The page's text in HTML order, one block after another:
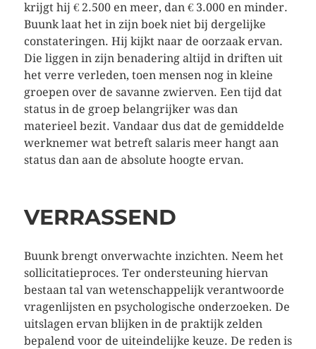
krijgt hij € 2.500 en meer, dan € 3.000 en minder.
Buunk laat het in zijn boek niet bij dergelijke
constateringen. Hij kijkt naar de oorzaak ervan.
Die liggen in zijn benadering altijd in driften uit
het verre verleden, toen mensen nog in kleine
groepen over de savanne zwierven. Een tijd dat
status in de groep belangrijker was dan
materieel bezit. Vandaar dus dat de gemiddelde
werknemer wat betreft salaris meer hangt aan
status dan aan de absolute hoogte ervan.
VERRASSEND
Buunk brengt onverwachte inzichten. Neem het
sollicitatieproces. Ter ondersteuning hiervan
bestaan tal van wetenschappelijk verantwoorde
vragenlijsten en psychologische onderzoeken. De
uitslagen ervan blijken in de praktijk zelden
bepalend voor de uiteindelijke keuze. De reden is